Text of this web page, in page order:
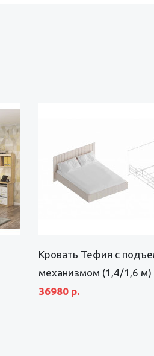
Кровать Тефия с
механизмом (1,4/1,6 м)
36980 р.